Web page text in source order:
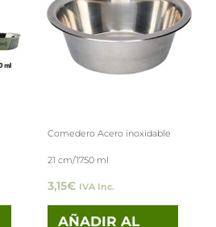
múltiples
variantes.
pueden
elegir
Comedero Acero inoxidable
21 cm/1750 ml
3,15€ IVA Inc.
AÑADIR AL